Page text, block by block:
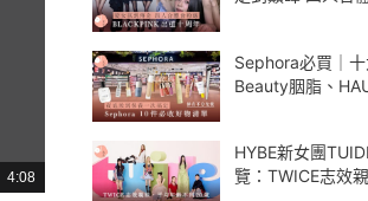
總
共
4:08
Sephora必買｜
Beauty胭脂、
HYBE新女團
覽：TWICE志效